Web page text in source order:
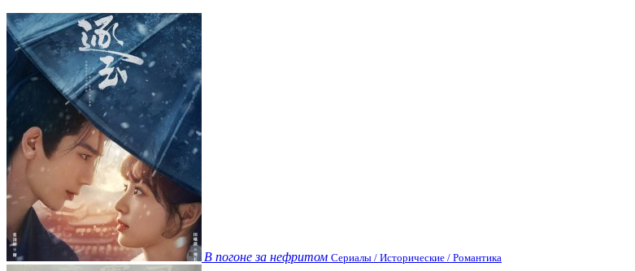
В погоне за нефритом Сериалы / Исторические / Романтика